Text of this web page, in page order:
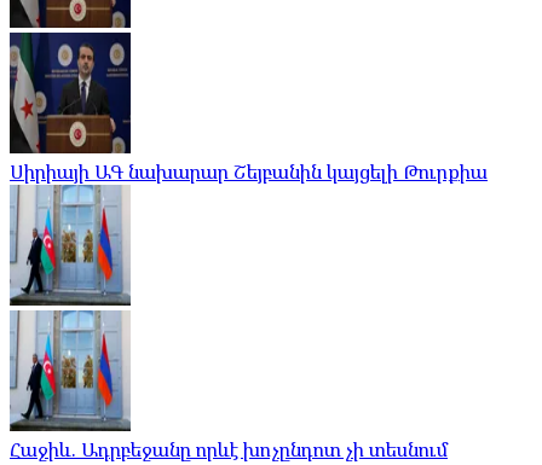
Սիրիայի ԱԳ նախարար Շեյբանին կայցելի Թուրքիա
Հաջիև. Ադրբեջանը որևէ խոչընդոտ չի տեսնում